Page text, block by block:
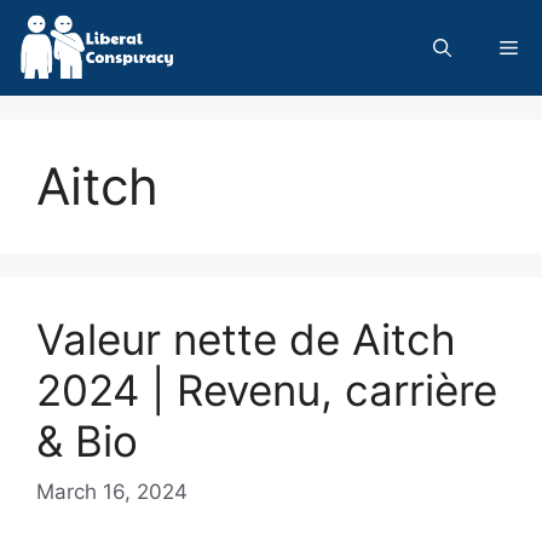
Skip
content
Aitch
Valeur nette de Aitch
2024 | Revenu, carrière
& Bio
March 16, 2024